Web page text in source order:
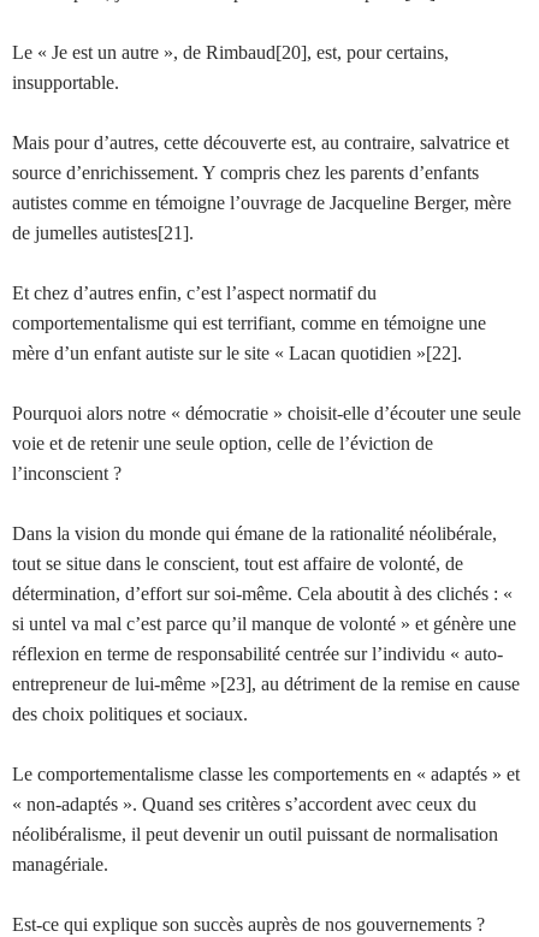
Le « Je est un autre », de Rimbaud[20], est, pour certains,
insupportable.
Mais pour d’autres, cette découverte est, au contraire, salvatrice et
source d’enrichissement. Y compris chez les parents d’enfants
autistes comme en témoigne l’ouvrage de Jacqueline Berger, mère
de jumelles autistes[21].
Et chez d’autres enfin, c’est l’aspect normatif du
comportementalisme qui est terrifiant, comme en témoigne une
mère d’un enfant autiste sur le site « Lacan quotidien »[22].
Pourquoi alors notre « démocratie » choisit-elle d’écouter une seule
voie et de retenir une seule option, celle de l’éviction de
l’inconscient ?
Dans la vision du monde qui émane de la rationalité néolibérale,
tout se situe dans le conscient, tout est affaire de volonté, de
détermination, d’effort sur soi-même. Cela aboutit à des clichés : «
si untel va mal c’est parce qu’il manque de volonté » et génère une
réflexion en terme de responsabilité centrée sur l’individu « auto-
entrepreneur de lui-même »[23], au détriment de la remise en cause
des choix politiques et sociaux.
Le comportementalisme classe les comportements en « adaptés » et
« non-adaptés ». Quand ses critères s’accordent avec ceux du
néolibéralisme, il peut devenir un outil puissant de normalisation
managériale.
Est-ce qui explique son succès auprès de nos gouvernements ?